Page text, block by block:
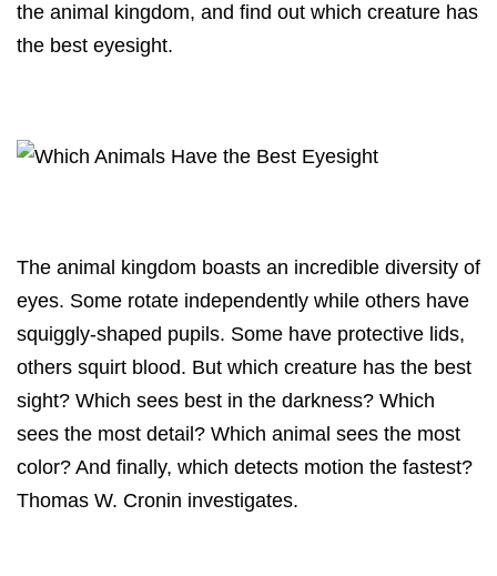
the animal kingdom, and find out which creature has
the best eyesight.
The animal kingdom boasts an incredible diversity of
eyes. Some rotate independently while others have
squiggly-shaped pupils. Some have protective lids,
others squirt blood. But which creature has the best
sight? Which sees best in the darkness? Which
sees the most detail? Which animal sees the most
color? And finally, which detects motion the fastest?
Thomas W. Cronin investigates.